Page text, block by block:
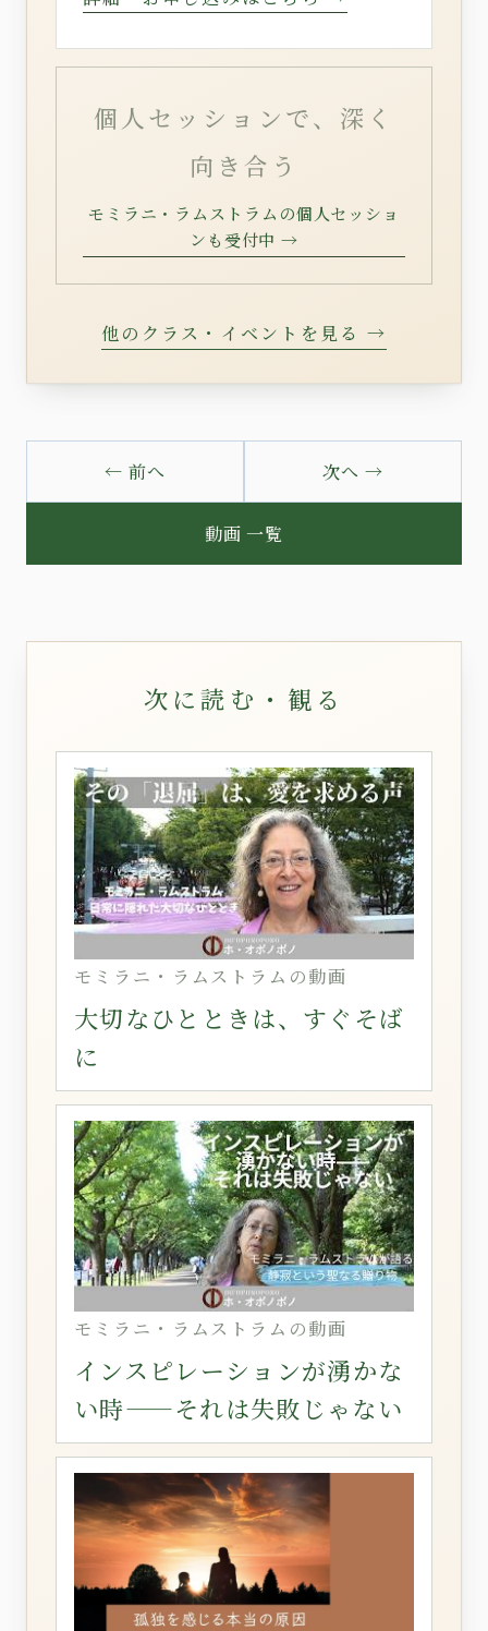
個人セッションで、深く
向き合う
モミラニ・ラムストラムの個人セッショ
ンも受付中 →
他のクラス・イベントを見る →
← 前へ
動画 一覧
次へ →
次に読む・観る
モミラニ・ラムストラムの動画
大切なひとときは、すぐそば
に
モミラニ・ラムストラムの動画
インスピレーションが湧かな
い時——それは失敗じゃない